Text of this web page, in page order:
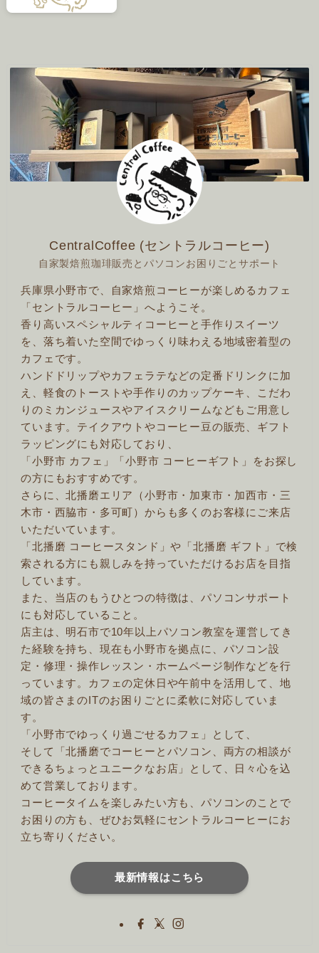
CentralCoffee (セントラルコーヒー)
自家製焙煎珈琲販売とパソコンお困りごとサポート
兵庫県小野市で、自家焙煎コーヒーが楽しめるカフェ
「セントラルコーヒー」へようこそ。
香り高いスペシャルティコーヒーと手作りスイーツ
を、落ち着いた空間でゆっくり味わえる地域密着型の
カフェです。
ハンドドリップやカフェラテなどの定番ドリンクに加
え、軽食のトーストや手作りのカップケーキ、こだわ
りのミカンジュースやアイスクリームなどもご用意し
ています。テイクアウトやコーヒー豆の販売、ギフト
ラッピングにも対応しており、
「小野市 カフェ」「小野市 コーヒーギフト」をお探し
の方にもおすすめです。
さらに、北播磨エリア（小野市・加東市・加西市・三
木市・西脇市・多可町）からも多くのお客様にご来店
いただいています。
「北播磨 コーヒースタンド」や「北播磨 ギフト」で検
索される方にも親しみを持っていただけるお店を目指
しています。
また、当店のもうひとつの特徴は、パソコンサポート
にも対応していること。
店主は、明石市で10年以上パソコン教室を運営してき
た経験を持ち、現在も小野市を拠点に、パソコン設
定・修理・操作レッスン・ホームページ制作などを行
っています。カフェの定休日や午前中を活用して、地
域の皆さまのITのお困りごとに柔軟に対応していま
す。
「小野市でゆっくり過ごせるカフェ」として、
そして「北播磨でコーヒーとパソコン、両方の相談が
できるちょっとユニークなお店」として、日々心を込
めて営業しております。
コーヒータイムを楽しみたい方も、パソコンのことで
お困りの方も、ぜひお気軽にセントラルコーヒーにお
立ち寄りください。
最新情報はこちら